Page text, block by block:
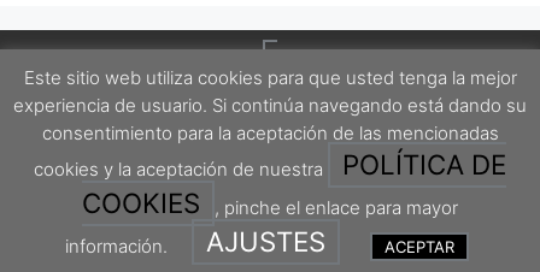
Este proyecto está protegido por una licencia Creative Commons Attribution-
ShareAlike 4.0 International License.
Este sitio web utiliza cookies para que usted tenga la mejor
experiencia de usuario. Si continúa navegando está dando su
consentimiento para la aceptación de las mencionadas
cookies y la aceptación de nuestra
POLÍTICA DE
COOKIES
, pinche el enlace para mayor
información.
AJUSTES ACEPTAR